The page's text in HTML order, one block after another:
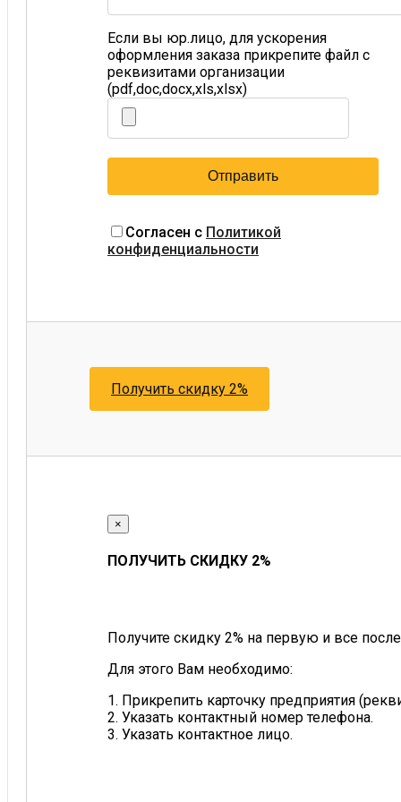
Если вы юр.лицо, для ускорения
оформления заказа прикрепите файл с
реквизитами организации
(pdf,doc,docx,xls,xlsx)
Согласен с Политикой
конфиденциальности
Получить скидку 2%
×
ПОЛУЧИТЬ СКИДКУ 2%
Получите скидку 2% на первую и все
Для этого Вам необходимо:
1. Прикрепить карточку предприятия
2. Указать контактный номер телефона.
3. Указать контактное лицо.